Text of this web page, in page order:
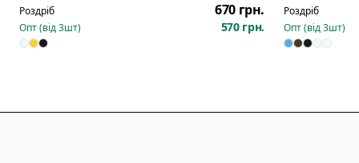
Роздріб 670 грн.
Опт (від3шт) 570 грн.
Роздріб
Опт (від3шт)